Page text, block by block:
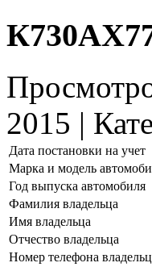
2015 |
Дата постановки на учет
Марка и модель
Год выпуска автомобиля
Фамилия владельца
Имя владельца
Отчество владельца
Номер телефона